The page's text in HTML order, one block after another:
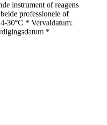
instrument of reagens
professionele of
30°C * Vervaldatum:
*